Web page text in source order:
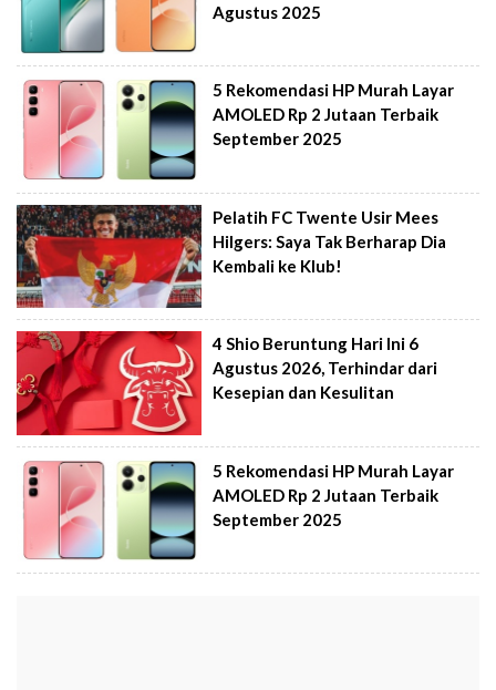
Agustus 2025
5 Rekomendasi HP Murah Layar
AMOLED Rp 2 Jutaan Terbaik
September 2025
Pelatih FC Twente Usir Mees
Hilgers: Saya Tak Berharap Dia
Kembali ke Klub!
4 Shio Beruntung Hari Ini 6
Agustus 2026, Terhindar dari
Kesepian dan Kesulitan
5 Rekomendasi HP Murah Layar
AMOLED Rp 2 Jutaan Terbaik
September 2025